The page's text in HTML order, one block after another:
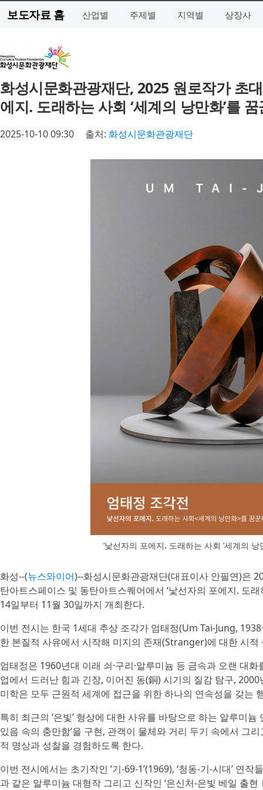
보도자료 홈 산업별 주제별 지역별 상장사
화성시문화관광재단, 2025 원로작가 초
에지. 도래하는 사회 ‘세계의 낭만화’를 꿈
2025-10-10 09:30 출처: 화성시문화관광재단
‘낯선자의 포에지. 도래하는 사회 ‘세계의 낭
화성--(뉴스와이어)--화성시문화관광재단(대표이사 안필연)은
탄아트스페이스 및 동탄아트스퀘어에서 ‘낯선자의 포에지. 도
14일부터 11월 30일까지 개최한다.
이번 전시는 한국 1세대 추상 조각가 엄태정(Um Tai-Jung,
한 본질적 사유에서 시작해 미지의 존재(Stranger)에 대한 시
엄태정은 1960년대 이래 쇠·구리·알루미늄 등 금속과 오랜 대
업에서 드러난 힘과 긴장, 이어진 동(銅) 시기의 질감 탐구,
미학은 모두 근원적 세계에 접근을 위한 하나의 연속성을 갖는
특히 최근의 ‘은빛’ 형상에 대한 사유를 바탕으로 하는 알루미
있음 속의 충만함’을 구현, 관객이 물체와 거리 두기 속에서 그
적 명상과 성찰을 경험하도록 한다.
이번 전시에서는 초기작인 ‘기-69-1’(1969), ‘청동-기-시대’ 연작
과 같은 알루미늄 대형작 그리고 신작인 ‘은신처-은빛 베일 출